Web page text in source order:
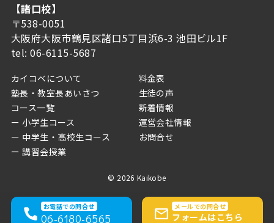
お電話での問合せ
06-6180-6565
メールでの問合せ
フォームはこちら
【諸口校】
〒538-0051
大阪府大阪市鶴見区諸口5丁目浜6-3 池田ビル1F
tel:06-6115-5687
カイコベについて
塾長・教室長あいさつ
コース一覧
小学生コース
中学生・高校生コース
講習会授業
料金表
生徒の声
新着情報
運営会社情報
お問合せ
© 2026 Kaikobe